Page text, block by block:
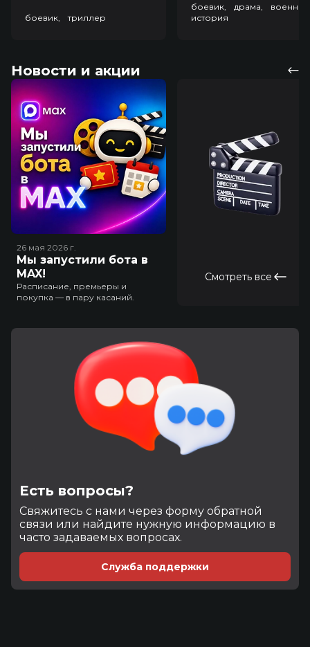
боевик, триллер
боевик, драма,
история
Новости и акции
26 мая 2026 г.
Мы запустили бота в
MAX!
Расписание, премьеры и
покупка — в пару касаний.
Смотреть все
Есть вопросы?
Cвяжитесь с нами через форму обратной
связи или найдите нужную информацию в
часто задаваемых вопросах.
Служба поддержки